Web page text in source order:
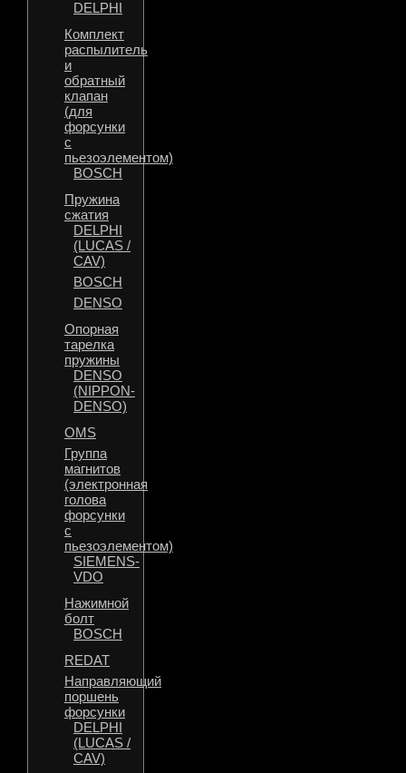
DELPHI
Комплект
распылитель
и
обратный
клапан
(для
форсунки
с
пьезоэлементом)
BOSCH
Пружина
сжатия
DELPHI
(LUCAS /
CAV)
BOSCH
DENSO
Опорная
тарелка
пружины
DENSO
(NIPPON-
DENSO)
OMS
Группа
магнитов
(электронная
голова
форсунки
с
пьезоэлементом)
SIEMENS-
VDO
Нажимной
болт
BOSCH
REDAT
Направляющий
поршень
форсунки
DELPHI
(LUCAS /
CAV)